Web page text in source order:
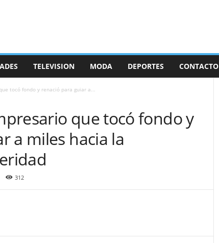
TELEVISION MODA DEPORTES CONTACTO
tocó fondo y renació para guiar a...
que tocó fondo y
a miles hacia la
312